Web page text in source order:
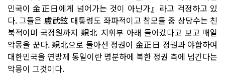
민국이 金正日에게 넘어가는 것이 아닌가』라고 걱정하고 있
다. 그들은 盧武鉉 대통령도 좌파적이고 참모들 중 상당수는 친
북적이며 국정원까지 親北 지휘부 아래 들어갔다고 보고 매일
악몽을 꾼다. 親北으로 돌아선 정권이 金正日 정권과 야합하여
대한민국을 연방제 통일이란 명분하에 북한 정권 측에 넘긴다는
악몽이 그것이다.